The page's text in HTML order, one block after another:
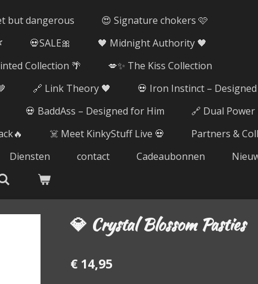
but dangerous
😍 Signature chokers 🩷
💀SALE🎀
🖤 Midnight Authority 🖤
Collection 🌴
💋✨ The Kiss Collection
🔗 Link Theory 🖤
💀 Iron Instinct –
💀 BaddAss – Designed for Him
🔗 Dual Power
☠️ Meet KinkyStuff Live 💀
Partners &
Diensten contact Cadeaubonnen
💎 Crystal Blossom Pasties
€ 14,95